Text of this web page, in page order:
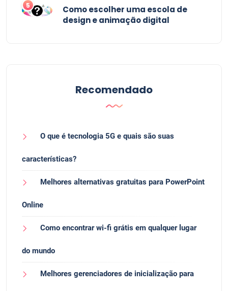
5
Como escolher uma escola de
design e animação digital
Recomendado
O que é tecnologia 5G e quais são suas
características?
Melhores alternativas gratuitas para PowerPoint
Online
Como encontrar wi-fi grátis em qualquer lugar
do mundo
Melhores gerenciadores de inicialização para